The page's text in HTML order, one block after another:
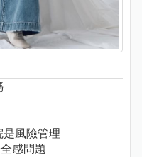
是風險管理
感問題